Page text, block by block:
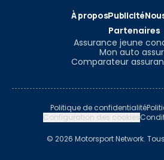
À proposPublicité
Partenaires
Assurance jeune
Mon auto
Comparateur
Politique de confidentialité
Configuration des cookies
© 2026 Motorsport Network.